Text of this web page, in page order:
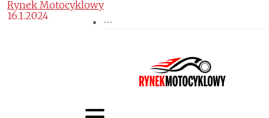
Rynek Motocyklowy
16.1.2024